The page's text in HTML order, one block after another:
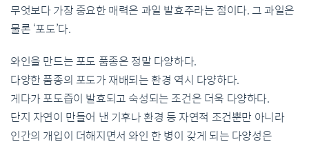
무엇보다 가장 중요한 매력은 과일 발효주라는 점이다. 그 과일은
물론 ‘포도’다.
와인을 만드는 포도 품종은 정말 다양하다.
다양한 품종의 포도가 재배되는 환경 역시 다양하다.
게다가 포도즙이 발효되고 숙성되는 조건은 더욱 다양하다.
단지 자연이 만들어 낸 기후나 환경 등 자연적 조건뿐만 아니라
인간의 개입이 더해지면서 와인 한 병이 갖게 되는 다양성은